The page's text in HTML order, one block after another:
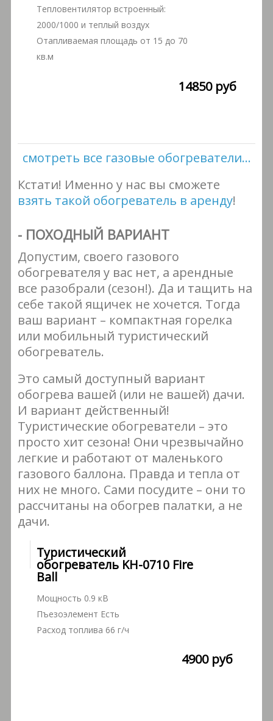
Тепловентилятор встроенный:
2000/1000 и теплый воздух
Отапливаемая площадь от 15 до 70
кв.м
14850 руб
смотреть все газовые обогреватели...
Кстати! Именно у нас вы сможете
взять такой обогреватель в аренду!
- ПОХОДНЫЙ ВАРИАНТ
Допустим, своего газового
обогревателя у вас нет, а арендные
все разобрали (сезон!). Да и тащить на
себе такой ящичек не хочется. Тогда
ваш вариант – компактная горелка
или мобильный туристический
обогреватель.
Это самый доступный вариант
обогрева вашей (или не вашей) дачи.
И вариант действенный!
Туристические обогреватели – это
просто хит сезона! Они чрезвычайно
легкие и работают от маленького
газового баллона. Правда и тепла от
них не много. Сами посудите – они то
рассчитаны на обогрев палатки, а не
дачи.
Туристический
обогреватель KH-0710 Fire
Ball
Мощность 0.9 кВ
Пъезоэлемент Есть
Расход топлива 66 г/ч
4900 руб